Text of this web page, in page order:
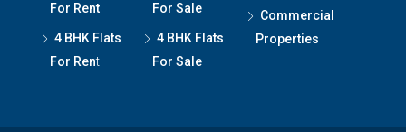
For Rent
4 BHK Flats
For Rent
For Sale
4 BHK Flats
For Sale
Commercial
Properties